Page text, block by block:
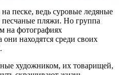
песке, ведь суровые ледяные
пляжи. Но группа
на фотографиях
они находятся среди своих
художником, их товарищей,